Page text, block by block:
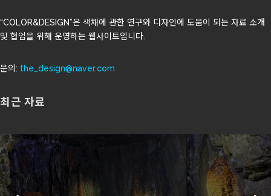
“COLOR&DESIGN”은 색채에 관한 연구와 디자인에 도움이 되는 자료 소개
및 협업을 위해 운영하는 웹사이트입니다.
문의: the_design@naver.com
최근 자료
지하에 쌓인 색의 시간: 노스페나인스 폐광의 광